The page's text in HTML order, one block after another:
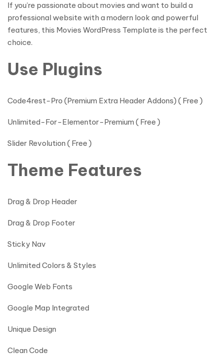
If you’re passionate about movies and want to build a
professional website with a modern look and powerful
features, this Movies WordPress Template is the perfect
choice.
Use Plugins
Code4rest-Pro (Premium Extra Header Addons) ( Free )
Unlimited-For-Elementor-Premium ( Free )
Slider Revolution ( Free )
Theme Features
Drag & Drop Header
Drag & Drop Footer
Sticky Nav
Unlimited Colors & Styles
Google Web Fonts
Google Map Integrated
Unique Design
Clean Code